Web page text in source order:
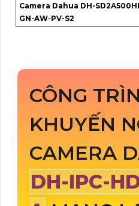
Camera Dahua DH-
GN-AW-PV-S2
CÔNG
KHUYẾN
CAMERA
DH-IPC-